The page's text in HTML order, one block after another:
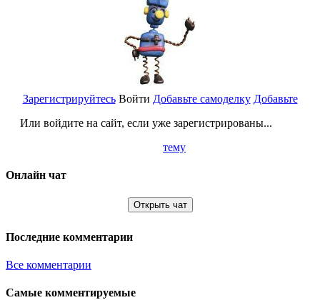
Зарегистрируйтесь
Или войдите на сайт, если уже зарегистрированы...
Войти Добавьте самоделку Добавьте
тему
Онлайн чат
Открыть чат
Последние комментарии
Все комментарии
Самые комментируемые